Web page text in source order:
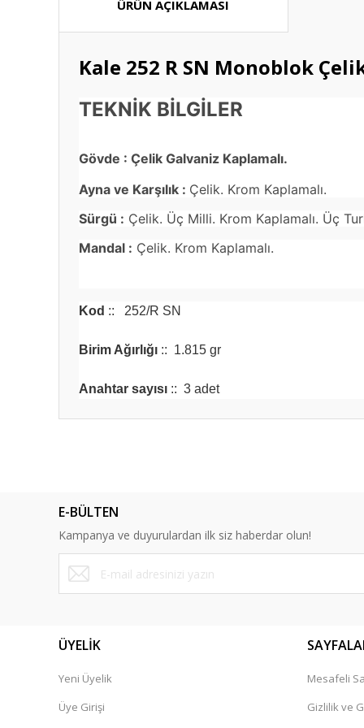
ÜRÜN AÇIKLAMASI
Kale 252 R SN Monoblok
TEKNİK BİLGİLER
Gövde : Çelik Galvaniz Kaplamalı.
Ayna ve Karşılık : Çelik. Krom Kaplamalı.
Sürgü : Çelik. Üç Milli. Krom Kaplamalı. Üç
Mandal : Çelik. Krom Kaplamalı.
Kod :: 252/R SN
Birim Ağırlığı :: 1.815 gr
Anahtar sayısı :: 3 adet
Ürün bilgilerinde hatalar bulunuyor.
Ürün fiyatı diğer sitelerden daha pahalı.
Bu ürüne benzer farklı alternatifler olmalı.
E-BÜLTEN
Kampanya ve duyurulardan ilk siz haberdar olun!
ÜYELİK
Yeni Üyelik
Üye Girişi
Mesafeli
Gizlilik ve